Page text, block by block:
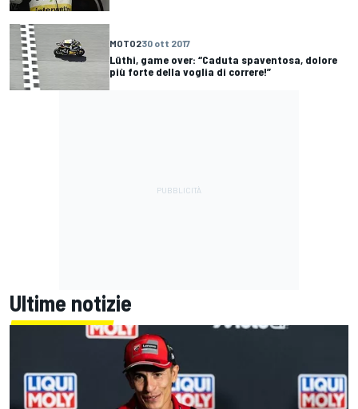
MOTO230 ott 2017
Lüthi, game over: “Caduta spaventosa, dolore
più forte della voglia di correre!”
Ultime notizie